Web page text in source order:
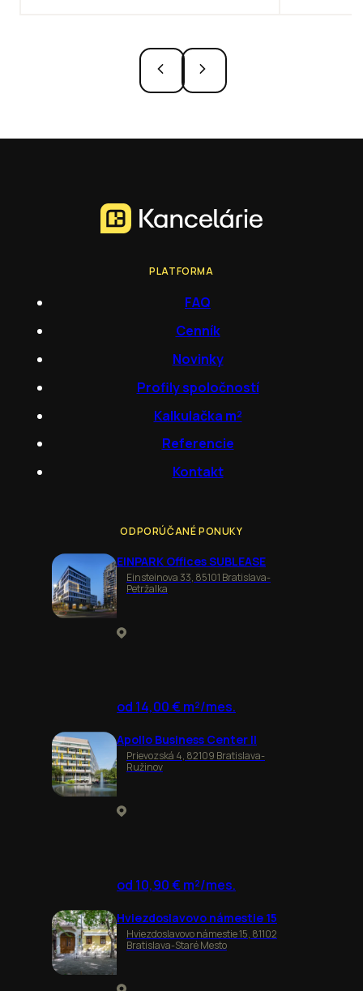
PLATFORMA
FAQ
Cenník
Novinky
Profily spoločností
Kalkulačka m²
Referencie
Kontakt
ODPORÚČANÉ PONUKY
EINPARK Offices SUBLEASE
Einsteinova 33, 85101 Bratislava-
Petržalka
od 14,00 € m²/mes.
Apollo Business Center II
Prievozská 4, 82109 Bratislava-
Ružinov
od 10,90 € m²/mes.
Hviezdoslavovo námestie 15
Hviezdoslavovo námestie 15, 81102
Bratislava-Staré Mesto